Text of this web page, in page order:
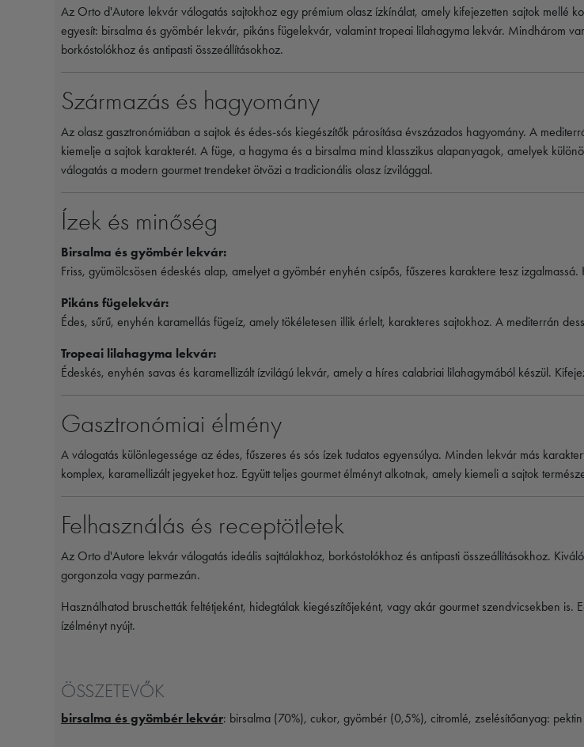
Az Orto d'Autore lekvár válogatás sajtokhoz egy prémium olasz ízkínálat, amely kifejezetten sajtok mellé
egyesít: birsalma és gyömbér lekvár, pikáns fügelekvár, valamint tropeai lilahagyma lekvár. Mindhárom
borkóstolókhoz és antipasti összeállításokhoz.
Származás és hagyomány
Az olasz gasztronómiában a sajtok és édes-sós kiegészítők párosítása évszázados hagyomány. A
kiemelje a sajtok karakterét. A füge, a hagyma és a birsalma mind klasszikus alapanyagok, amelyek
válogatás a modern gourmet trendeket ötvözi a tradicionális olasz ízvilággal.
Ízek és minőség
Birsalma és gyömbér lekvár:
Friss, gyümölcsösen édeskés alap, amelyet a gyömbér enyhén csípős, fűszeres karaktere tesz
Pikáns fügelekvár:
Édes, sűrű, enyhén karamellás fügeíz, amely tökéletesen illik érlelt, karakteres sajtokhoz. A mediterrán
Tropeai lilahagyma lekvár:
Édeskés, enyhén savas és karamellizált ízvilágú lekvár, amely a híres calabriai lilahagymából készül.
Gasztronómiai élmény
A válogatás különlegessége az édes, fűszeres és sós ízek tudatos egyensúlya. Minden lekvár más
komplex, karamellizált jegyeket hoz. Együtt teljes gourmet élményt alkotnak, amely kiemeli a sajtok
Felhasználás és receptötletek
Az Orto d'Autore lekvár válogatás ideális sajttálakhoz, borkóstolókhoz és antipasti összeállításokhoz.
gorgonzola vagy parmezán.
Használhatod bruschetták feltétjeként, hidegtálak kiegészítőjeként, vagy akár gourmet szendvicsekben
ízélményt nyújt.
ÖSSZETEVŐK
birsalma és gyömbér lekvár: birsalma (70%), cukor, gyömbér (0,5%), citromlé, zselésítőanyag: pektin